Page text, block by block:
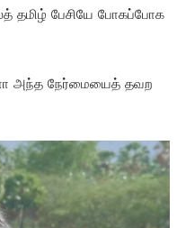
தமிழ் பேசியே போகப்போக
அந்த நேர்மையைத் தவற